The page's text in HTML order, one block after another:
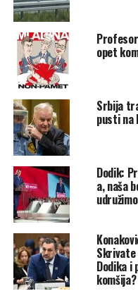
odgovornu vlast, borbu
normalno, a što Vučićev
Bosna i Hercegovina je
takva obavezna je
zamjenika
sve da se i Bosna i
naveo je Helez na svom
(NAP)
Post
Share
POVEZANE TEME: BENZIN
opet
Srbija
pusti na
Dodik:
a, naša
Skrivate
Dodika
komšija?